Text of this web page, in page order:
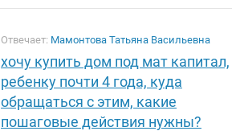
Отвечает: Мамонтова Татьяна Васильевна
хочу купить дом под мат капитал,
ребенку почти 4 года, куда
обращаться с этим, какие
пошаговые действия нужны?